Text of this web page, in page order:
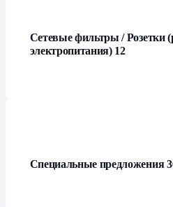
Сетевые фильтры / Розетки
электропитания) 12
Специальные предложения